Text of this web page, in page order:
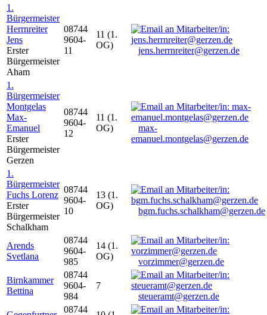
1.
Bürgermeister
Herrnreiter
Jens
Erster
Bürgermeister
Aham
08744
9604-
11
11 (1.
OG)
jens.herrnreiter@gerzen.de
1.
Bürgermeister
Montgelas
Max-
Emanuel
Erster
Bürgermeister
Gerzen
08744
9604-
12
11 (1.
OG)
max-
emanuel.montgelas@gerzen.de
1.
Bürgermeister
Fuchs Lorenz
Erster
Bürgermeister
Schalkham
08744
9604-
10
13 (1.
OG)
bgm.fuchs.schalkham@gerzen.de
Arends
Svetlana
08744
9604-
985
14 (1.
OG)
vorzimmer@gerzen.de
Birnkammer
Bettina
08744
9604-
984
7
steueramt@gerzen.de
08744